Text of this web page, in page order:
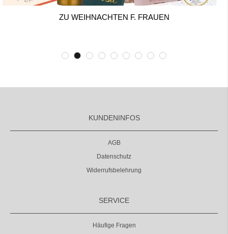
ZU WEIHNACHTEN F. FRAUEN
KUNDENINFOS
AGB
Datenschutz
Widerrufsbelehrung
SERVICE
Häufige Fragen